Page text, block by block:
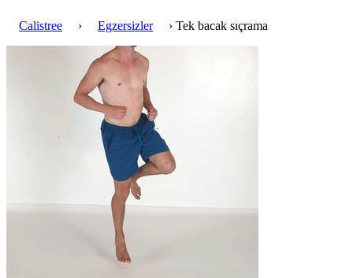
Calistree › Egzersizler › Tek bacak sıçrama